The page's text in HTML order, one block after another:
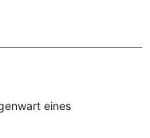
eines